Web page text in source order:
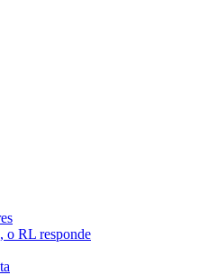
o RL responde